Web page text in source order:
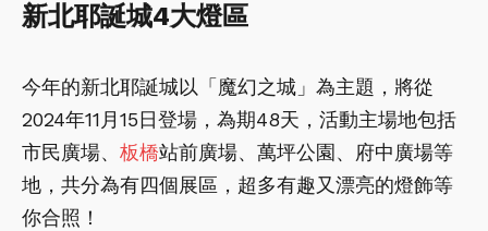
新北耶誕城4大燈區
今年的新北耶誕城以「魔幻之城」為主題，將從
2024年11月15日登場，為期48天，活動主場地包括
市民廣場、 板橋站前廣場、萬坪公園、府中廣場等
地，共分為有四個展區，超多有趣又漂亮的燈飾等
你合照！